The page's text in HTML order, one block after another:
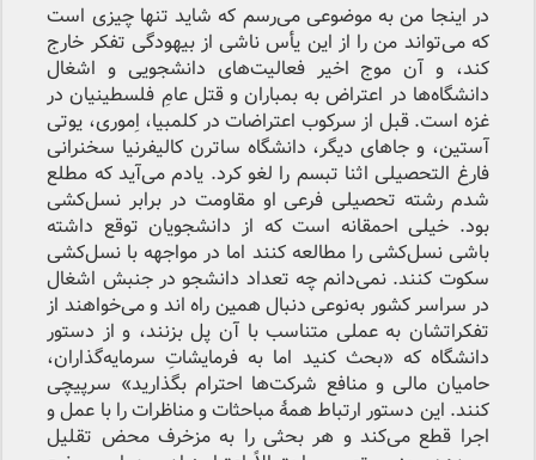
در اینجا من به موضوعی می‌رسم که شاید تنها چیزی است
که می‌تواند من را از این یأس ناشی از بیهودگی تفکر خارج
کند، و آن موج اخیر فعالیت‌های دانشجویی و اشغال
دانشگاه‌ها در اعتراض به بمباران و قتل عامِ فلسطینیان در
غزه است. قبل از سرکوب اعتراضات در کلمبیا، اِموری، یوتی
آستین، و جاهای دیگر، دانشگاه ساترن کالیفرنیا سخنرانی
فارغ التحصیلی اثنا تبسم را لغو کرد. یادم می‌آید که مطلع
شدم رشته تحصیلی فرعی او مقاومت در برابر نسل‌کشی
بود. خیلی احمقانه است که از دانشجویان توقع داشته
باشی نسل‌کشی را مطالعه کنند اما در مواجهه با نسل‌کشی
سکوت کنند. نمی‌دانم چه تعداد دانشجو در جنبش اشغال
در سراسر کشور به‌نوعی دنبال همین راه اند و می‌خواهند از
تفکراتشان به عملی متناسب با آن پل بزنند، و از دستور
دانشگاه که «بحث کنید اما به فرمایشاتِ سرمایه‌گذاران،
حامیان مالی و منافع شرکت‌ها احترام بگذارید» سرپیچی
کنند. این دستور ارتباط همهٔ مباحثات و مناظرات را با عمل و
اجرا قطع می‌کند و هر بحثی را به مزخرف محض تقلیل